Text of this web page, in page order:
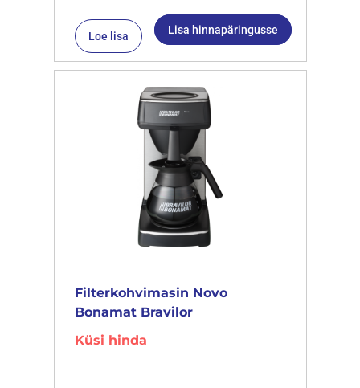
Loe lisa Lisa hinnapäringusse
Filterkohvimasin Novo
Bonamat Bravilor
Küsi hinda